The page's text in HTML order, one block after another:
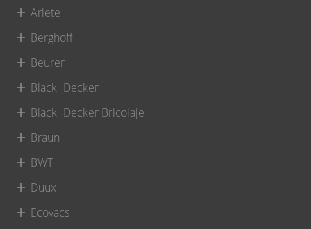
Ariete
Berghoff
Beurer
Black+Decker
Black+Decker Bricolaje
Braun
BWT
Duux
Ecovacs